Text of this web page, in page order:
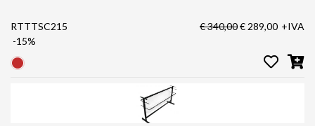
RTTTSC215
-15%
€ 340,00€ 289,00 +IVA